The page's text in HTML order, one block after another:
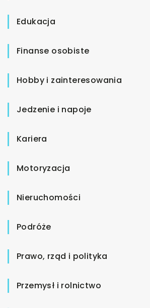
Edukacja
Finanse osobiste
Hobby i zainteresowania
Jedzenie i napoje
Kariera
Motoryzacja
Nieruchomości
Podróże
Prawo, rząd i polityka
Przemysł i rolnictwo